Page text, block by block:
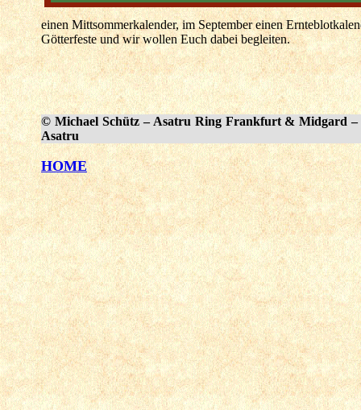
einen Mittsommerkalender, im September einen
Götterfeste und wir wollen Euch dabei begleiten.
© Michael Schütz – Asatru Ring Frankfurt & Midgard
Asatru
HOME